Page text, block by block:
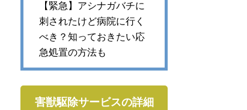
【緊急】アシナガバチに
刺されたけど病院に行く
べき？知っておきたい応
急処置の方法も
害獣駆除サービスの詳細